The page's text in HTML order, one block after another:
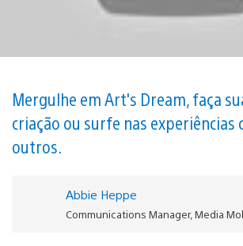
ao
Mergulhe em Art's Dream, faça
criação ou surfe nas experiências
outros.
Abbie Heppe
Communications Manager, Media